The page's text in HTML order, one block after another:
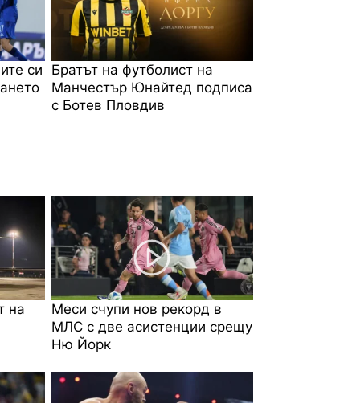
си
Братът на футболист на
Манчестър Юнайтед подписа
с Ботев Пловдив
на
Меси счупи нов рекорд в
МЛС с две асистенции срещу
Ню Йорк